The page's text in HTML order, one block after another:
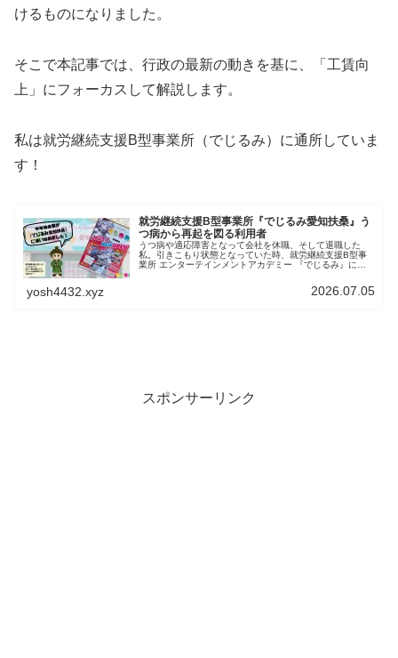
けるものになりました。
そこで本記事では、行政の最新の動きを基に、「工賃向
上」にフォーカスして解説します。
私は就労継続支援B型事業所（でじるみ）に通所していま
す！
就労継続支援B型事業所『でじるみ愛知扶桑』う
つ病から再起を図る利用者
うつ病や適応障害となって会社を休職、そして退職した
私。引きこもり状態となっていた時、就労継続支援B型事
業所 エンターテインメントアカデミー 『でじるみ』に出
yosh4432.xyz 2026.07.05
スポンサーリンク